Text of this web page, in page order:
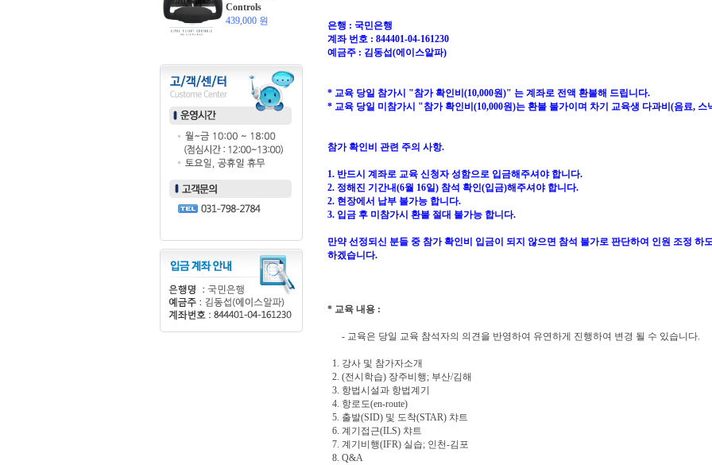
Controls
439,000 원
은행 : 국민은행
계좌 번호 : 844401-04-161230
예금주 : 김동섭(에이스알파)
* 교육 당일 참가시 "참가 확인비(10,000원)" 는 계좌로 전액 환불해 드립니다.
* 교육 당일 미참가시 "참가 확인비(10,000원)는 환불 불가이며 차기 교육생 다과비(음료, 스
참가 확인비 관련 주의 사항.
1. 반드시 계좌로 교육 신청자 성함으로 입금해주셔야 합니다.
2. 정해진 기간내(6월 16일) 참석 확인(입금)해주셔야 합니다.
2. 현장에서 납부 불가능 합니다.
3. 입금 후 미참가시 환불 절대 불가능 합니다.
만약 선정되신 분들 중 참가 확인비 입금이 되지 않으면 참석 불가로 판단하여 인원 조정 하
하겠습니다.
* 교육 내용 :
- 교육은 당일 교육 참석자의 의견을 반영하여 유연하게 진행하여 변경 될 수 있습니다.
1. 강사 및 참가자소개
2. (전시학습) 장주비행; 부산/김해
3. 항법시설과 항법계기
4. 항로도(en-route)
5. 출발(SID) 및 도착(STAR) 챠트
6. 계기접근(ILS) 챠트
7. 계기비행(IFR) 실습; 인천-김포
8. Q&A